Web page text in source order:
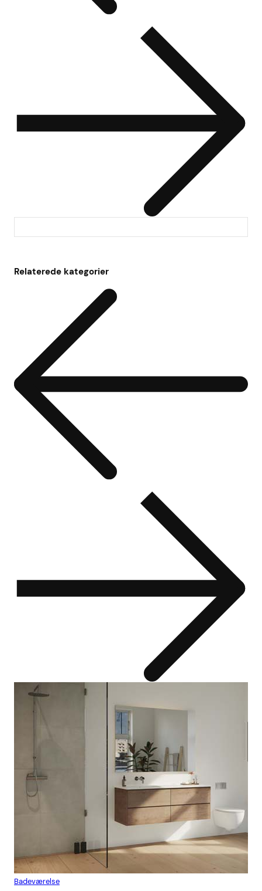
Relaterede kategorier
Badeværelse